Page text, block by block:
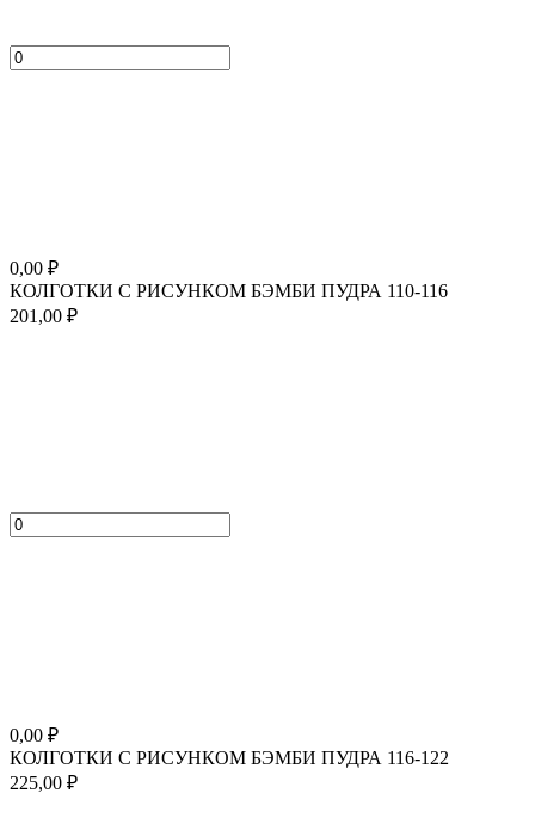
0,00 ₽
КОЛГОТКИ С РИСУНКОМ БЭМБИ ПУДРА 110-116
201,00 ₽
0,00 ₽
КОЛГОТКИ С РИСУНКОМ БЭМБИ ПУДРА 116-122
225,00 ₽